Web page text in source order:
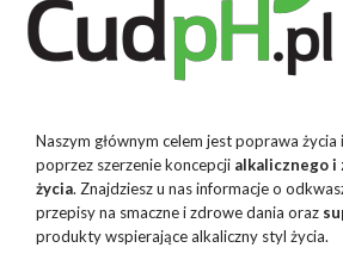
Naszym głównym celem jest poprawa życia
poprzez szerzenie koncepcji alkalicznego
życia. Znajdziesz u nas informacje o
przepisy na smaczne i zdrowe dania oraz
produkty wspierające alkaliczny styl życia.